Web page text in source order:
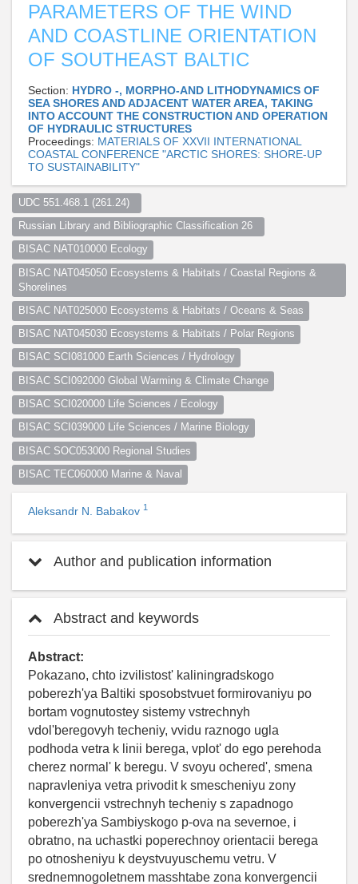
PARAMETERS OF THE WIND
AND COASTLINE ORIENTATION
OF SOUTHEAST BALTIC
Section: HYDRO -, MORPHO-AND LITHODYNAMICS OF
SEA SHORES AND ADJACENT WATER AREA, TAKING
INTO ACCOUNT THE CONSTRUCTION AND OPERATION
OF HYDRAULIC STRUCTURES
Proceedings: MATERIALS OF XXVII INTERNATIONAL
COASTAL CONFERENCE "ARCTIC SHORES: SHORE-UP
TO SUSTAINABILITY"
UDC 551.468.1 (261.24)
Russian Library and Bibliographic Classification 26
BISAC NAT010000 Ecology
BISAC NAT045050 Ecosystems & Habitats / Coastal Regions &
Shorelines
BISAC NAT025000 Ecosystems & Habitats / Oceans & Seas
BISAC NAT045030 Ecosystems & Habitats / Polar Regions
BISAC SCI081000 Earth Sciences / Hydrology
BISAC SCI092000 Global Warming & Climate Change
BISAC SCI020000 Life Sciences / Ecology
BISAC SCI039000 Life Sciences / Marine Biology
BISAC SOC053000 Regional Studies
BISAC TEC060000 Marine & Naval
Aleksandr N. Babakov 1
Author and publication information
Abstract and keywords
Abstract:
Pokazano, chto izvilistost' kaliningradskogo
poberezh'ya Baltiki sposobstvuet formirovaniyu po
bortam vognutostey sistemy vstrechnyh
vdol'beregovyh techeniy, vvidu raznogo ugla
podhoda vetra k linii berega, vplot' do ego perehoda
cherez normal' k beregu. V svoyu ochered', smena
napravleniya vetra privodit k smescheniyu zony
konvergencii vstrechnyh techeniy s zapadnogo
poberezh'ya Sambiyskogo p-ova na severnoe, i
obratno, na uchastki poperechnoy orientacii berega
po otnosheniyu k deystvuyuschemu vetru. V
srednemnogoletnem masshtabe zona konvergencii